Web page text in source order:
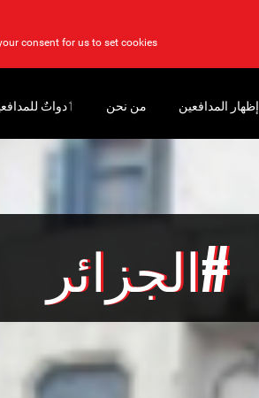
consent for us to set cookies.
#الجزائر
‏ٲدواتٌ من نحن إظهار المدافعين